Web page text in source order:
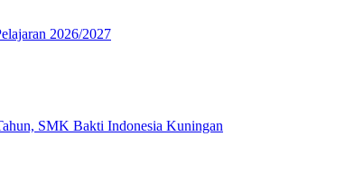
2026/2027
SMK Bakti Indonesia Kuningan